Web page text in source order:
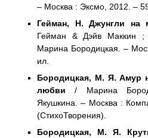
– Москва : Эксмо, 2012. –
Гейман, Н. Джунгли на
Гейман & Дэйв Маккин ;
Марина Бородицкая. –
ил.
Бородицкая, М. Я. Амур
любви / Марина
Якушкина. – Москва :
(СтихоТворения).
Бородицкая, М. Я.